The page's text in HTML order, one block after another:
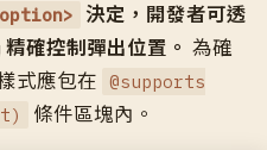
決定，開發者可透
確控制彈出位置。 為確
式應包在 @supports
條件區塊內。